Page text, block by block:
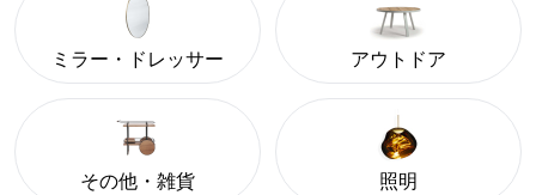
ミラー・ドレッサー アウトドア
その他・雑貨 照明